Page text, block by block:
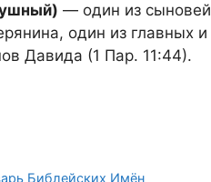
— один из сыновей
один из главных и
Давида (1 Пар. 11:44).
Библейских Имён